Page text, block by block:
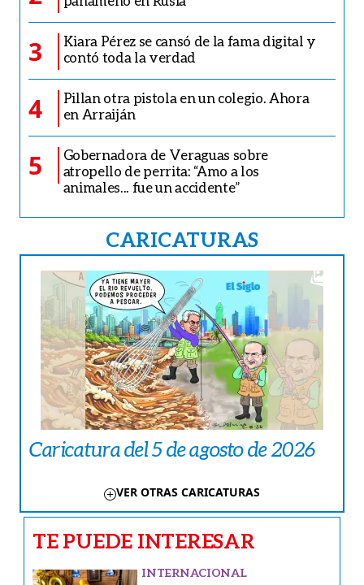
3
Kiara Pérez se cansó de la fama digital y
contó toda la verdad
4
Pillan otra pistola en un colegio. Ahora
en Arraiján
5
Gobernadora de Veraguas sobre
atropello de perrita: “Amo a los
animales... fue un accidente”
CARICATURAS
Caricatura del 5 de agosto de 2026
VER OTRAS CARICATURAS
TE PUEDE INTERESAR
INTERNACIONAL